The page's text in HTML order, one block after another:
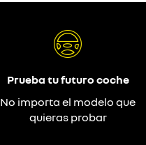
Prueba tu futuro coche
No importa el modelo que
quieras probar